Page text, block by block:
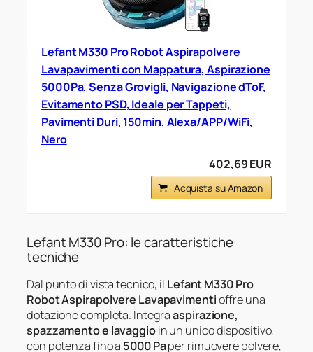
Lefant M330 Pro Robot Aspirapolvere
Lavapavimenti con Mappatura, Aspirazione
5000Pa, Senza Grovigli, Navigazione dToF,
Evitamento PSD, Ideale per Tappeti,
Pavimenti Duri, 150min, Alexa/APP/WiFi,
Nero
402,69 EUR
Acquista su Amazon
Lefant M330 Pro: le caratteristiche
tecniche
Dal punto di vista tecnico, il Lefant M330 Pro
Robot Aspirapolvere Lavapavimentioffre una
dotazione completa. Integraaspirazione,
spazzamento e lavaggioin un unico dispositivo,
con potenza fino a 5000 Paper rimuovere polvere,